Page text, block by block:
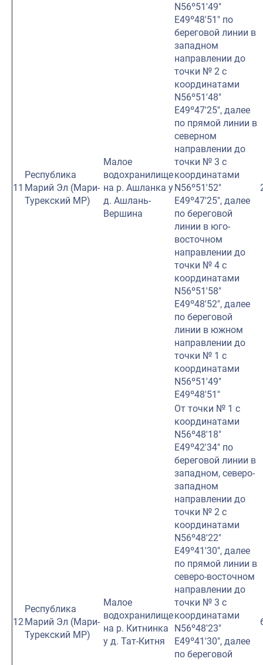
11
Республика
Марий Эл (Мари-
Турекский МР)
Малое
водохранилище
на р. Ашланка у
д. Ашлань-
Вершина
N56º51′49″
E49º48′51″ по
береговой линии в
западном
направлении до
точки № 2 с
координатами
N56º51′48″
E49º47′25″, далее
по прямой линии в
северном
направлении до
точки № 3 с
координатами
N56º51′52″
E49º47′25″, далее
по береговой
линии в юго-
восточном
направлении до
точки № 4 с
координатами
N56º51′58″
E49º48′52″, далее
по береговой
линии в южном
направлении до
точки № 1 с
координатами
N56º51′49″
E49º48′51″
12
Республика
Марий Эл (Мари-
Турекский МР)
Малое
водохранилище
на р. Китнинка
у д. Тат-Китня
От точки № 1 с
координатами
N56º48′18″
E49º42′34″ по
береговой линии в
западном, северо-
западном
направлении до
точки № 2 с
координатами
N56º48′22″
E49º41′30″, далее
по прямой линии в
северо-восточном
направлении до
точки № 3 с
координатами
N56º48′23″
E49º41′30″, далее
по береговой